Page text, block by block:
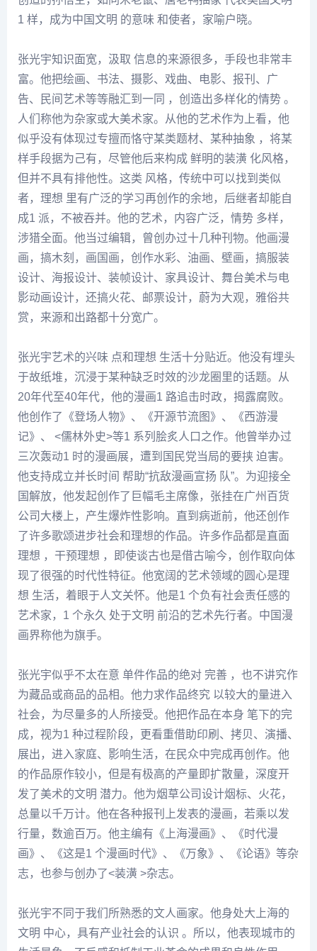
1 样，成为中国文明 的意味 和使者，家喻户晓。
张光宇知识面宽，汲取 信息的来源很多，手段也非常丰
富。他把绘画、书法、摄影、戏曲、电影、报刊、广
告、民间艺术等等融汇到一同 ，创造出多样化的情势 。
人们称他为杂家或大美术家。从他的艺术作为上看，他
似乎没有体现过专擅而恪守某类题材、某种抽象 ，将某
样手段据为己有，尽管他后来构成 鲜明的装潢 化风格，
但并不具有排他性。这类 风格，传统中可以找到类似
者，理想 里有广泛的学习再创作的余地，后继者却能自
成1 派，不被吞并。他的艺术，内容广泛，情势 多样，
涉猎全面。他当过编辑，曾创办过十几种刊物。他画漫
画，搞木刻，画国画，创作水彩、油画、壁画，搞服装
设计、海报设计、装帧设计、家具设计、舞台美术与电
影动画设计，还搞火花、邮票设计，蔚为大观，雅俗共
赏， 来源和出路都十分宽广。
张光宇艺术的兴味 点和理想 生活十分贴近。他没有埋头
于故纸堆，沉浸于某种缺乏时效的沙龙圈里的话题。从
20年代至40年代，他的漫画1 路追击时政，揭露腐败。
他创作了《登场人物》、《开源节流图》、《西游漫
记》、 <儒林外史>等1 系列脍炙人口之作。他曾举办过
三次轰动1 时的漫画展，遭到国民党当局的要挟 迫害。
他支持成立并长时间 帮助“抗敌漫画宣扬 队”。为迎接全
国解放，他发起创作了巨幅毛主席像，张挂在广州百货
公司大楼上，产生爆炸性影响。直到病逝前，他还创作
了许多歌颂进步社会和理想的作品。许多作品都是直面
理想 ，干预理想 ，即使谈古也是借古喻今，创作取向体
现了很强的时代性特征。他宽阔的艺术领域的圆心是理
想 生活，着眼于人文关怀。他是1 个负有社会责任感的
艺术家，1 个永久 处于文明 前沿的艺术先行者。中国漫
画界称他为旗手。
张光宇似乎不太在意 单件作品的绝对 完善 ，也不讲究作
为藏品或商品的品相。他力求作品终究 以较大的量进入
社会，为尽量多的人所接受。他把作品在本身 笔下的完
成，视为1 种过程阶段，更看重借助印刷、拷贝、演播、
展出，进入家庭、影响生活，在民众中完成再创作。他
的作品原作较小，但是有极高的产量即扩散量，深度开
发了美术的文明 潜力。他为烟草公司设计烟标、火花，
总量以千万计。他在各种报刊上发表的漫画，若乘以发
行量，数逾百万。他主编有《上海漫画》、《时代漫
画》、《这是1 个漫画时代》、《万象》、《论语》等杂
志，也参与创办了<装潢 >杂志。
张光宇不同于我们所熟悉的文人画家。他身处大上海的
文明 中心，具有产业社会的认识 。所以，他表现城市的